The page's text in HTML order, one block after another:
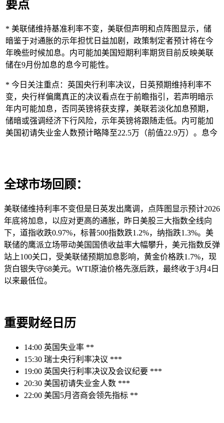
要点
* 美联储维持基准利率不变，美联但声明和点阵图显示，储
暗鉴于对通胀的示年担忧日益加剧，政策制定者预计将在今
年晚些时候加息。内可能加美国短期利率期货目前反映美联
储在9月份加息的息今可能性。
* 今日关注重点：英国央行利率决议，日英预期维持利率不
变，央行样偏鹰真正的决议看点在于前瞻指引，若声明暗示
年内可能加息，否同英镑将获支撑，美联若淡化加息预期，
储暗或强调经济下行风险，示年英镑将跟随走低。内可能加
美国初请失业金人数预计略降至22.5万（前值22.9万）。息今
全球市场回顾：
美联储维持利率不变但是日英发出鹰调，点阵图显示预计2026
年底将加息，以应对更高的通胀，昨日美股三大指数全线向
下，道指收跌0.97%，标普500指数跌1.2%，纳指跌1.3%。美
联储的鹰派立场带动美国国债收益率大幅攀升，美元指数反弹
站上100关口，受美联储预期加息影响，黄金价格跌1.7%，现
货白银失守68美元。WTI原油价格先涨后跌，最终收于3月4日
以来最低位。
重要财经日历
14:00 英国失业率 **
15:30 瑞士央行利率决议 ***
19:00 英国央行利率决议及会议纪要 ***
20:30 美国初请失业金人数 ***
22:00 美国5月咨商会领先指标 **